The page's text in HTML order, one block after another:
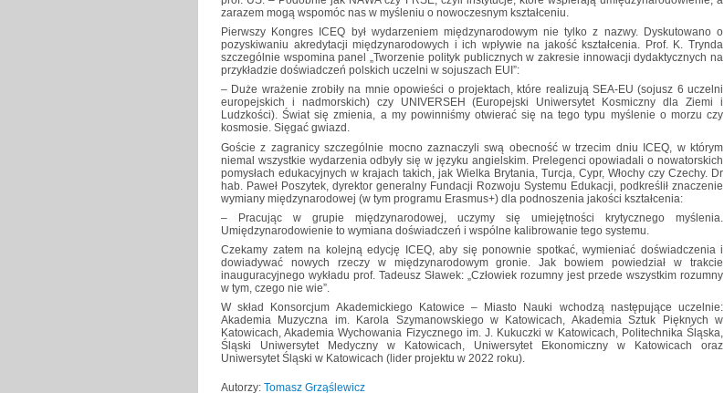
zarazem mogą wspomóc nas w myśleniu o nowoczesnym kształceniu.
Pierwszy Kongres ICEQ był wydarzeniem międzynarodowym nie tylko z nazwy. Dyskutowano o
pozyskiwaniu akredytacji międzynarodowych i ich wpływie na jakość kształcenia. Prof. K. Trynda
szczególnie wspomina panel „Tworzenie polityk publicznych w zakresie innowacji dydaktycznych na
przykładzie doświadczeń polskich uczelni w sojuszach EUI”:
– Duże wrażenie zrobiły na mnie opowieści o projektach, które realizują SEA-EU (sojusz 6 uczelni
europejskich i nadmorskich) czy UNIVERSEH (Europejski Uniwersytet Kosmiczny dla Ziemi i
Ludzkości). Świat się zmienia, a my powinniśmy otwierać się na tego typu myślenie o morzu czy
kosmosie. Sięgać gwiazd.
Goście z zagranicy szczególnie mocno zaznaczyli swą obecność w trzecim dniu ICEQ, w którym
niemal wszystkie wydarzenia odbyły się w języku angielskim. Prelegenci opowiadali o nowatorskich
pomysłach edukacyjnych w krajach takich, jak Wielka Brytania, Turcja, Cypr, Włochy czy Czechy. Dr
hab. Paweł Poszytek, dyrektor generalny Fundacji Rozwoju Systemu Edukacji, podkreślił znaczenie
wymiany międzynarodowej (w tym programu Erasmus+) dla podnoszenia jakości kształcenia:
– Pracując w grupie międzynarodowej, uczymy się umiejętności krytycznego myślenia.
Umiędzynarodowienie to wymiana doświadczeń i wspólne kalibrowanie tego systemu.
Czekamy zatem na kolejną edycję ICEQ, aby się ponownie spotkać, wymieniać doświadczenia i
dowiadywać nowych rzeczy w międzynarodowym gronie. Jak bowiem powiedział w trakcie
inauguracyjnego wykładu prof. Tadeusz Sławek: „Człowiek rozumny jest przede wszystkim rozumny
w tym, czego nie wie”.
W skład Konsorcjum Akademickiego Katowice – Miasto Nauki wchodzą następujące uczelnie:
Akademia Muzyczna im. Karola Szymanowskiego w Katowicach, Akademia Sztuk Pięknych w
Katowicach, Akademia Wychowania Fizycznego im. J. Kukuczki w Katowicach, Politechnika Śląska,
Śląski Uniwersytet Medyczny w Katowicach, Uniwersytet Ekonomiczny w Katowicach oraz
Uniwersytet Śląski w Katowicach (lider projektu w 2022 roku).
Autorzy: Tomasz Grząślewicz